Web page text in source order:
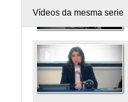
Vídeos da mesma serie